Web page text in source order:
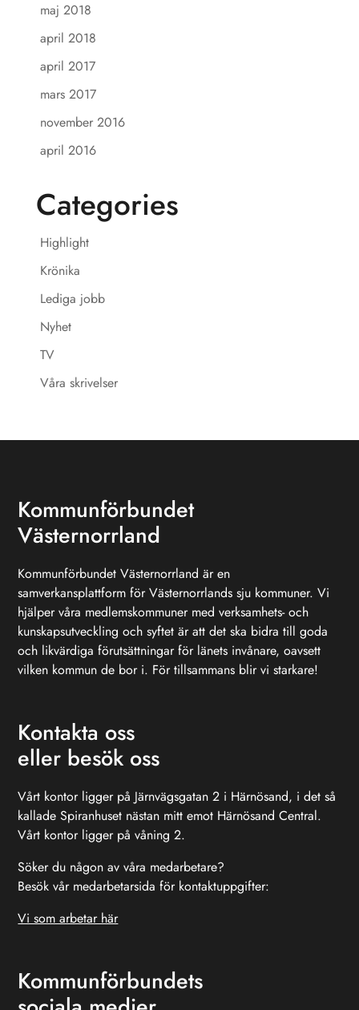
maj 2018
april 2018
april 2017
mars 2017
november 2016
april 2016
Categories
Highlight
Krönika
Lediga jobb
Nyhet
TV
Våra skrivelser
Kommunförbundet
Västernorrland
Kommunförbundet Västernorrland är en
samverkansplattform för Västernorrlands sju kommuner. Vi
hjälper våra medlemskommuner med verksamhets- och
kunskapsutveckling och syftet är att det ska bidra till goda
och likvärdiga förutsättningar för länets invånare, oavsett
vilken kommun de bor i. För tillsammans blir vi starkare!
Kontakta oss
eller besök oss
Vårt kontor ligger på Järnvägsgatan 2 i Härnösand, i det så
kallade Spiranhuset nästan mitt emot Härnösand Central.
Vårt kontor ligger på våning 2.
Söker du någon av våra medarbetare?
Besök vår medarbetarsida för kontaktuppgifter:
Vi som arbetar här
Kommunförbundets